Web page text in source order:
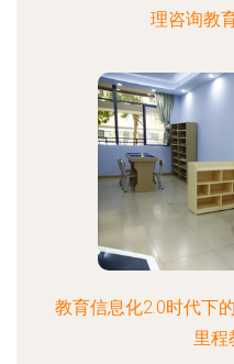
理咨询教
教育信息化2.0时代下
里程